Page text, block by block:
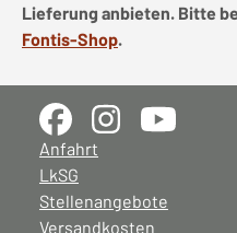
Lieferung anbieten. Bitte
Fontis-Shop.
Anfahrt
LkSG
Stellenangebote
Versandkosten